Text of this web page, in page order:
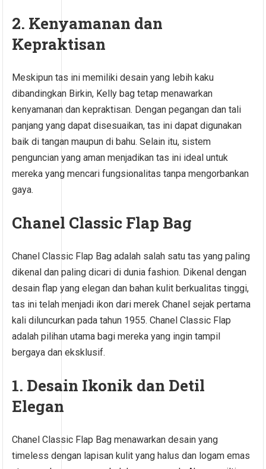
2. Kenyamanan dan
Kepraktisan
Meskipun tas ini memiliki desain yang lebih kaku
dibandingkan Birkin, Kelly bag tetap menawarkan
kenyamanan dan kepraktisan. Dengan pegangan dan tali
panjang yang dapat disesuaikan, tas ini dapat digunakan
baik di tangan maupun di bahu. Selain itu, sistem
penguncian yang aman menjadikan tas ini ideal untuk
mereka yang mencari fungsionalitas tanpa mengorbankan
gaya.
Chanel Classic Flap Bag
Chanel Classic Flap Bag adalah salah satu tas yang paling
dikenal dan paling dicari di dunia fashion. Dikenal dengan
desain flap yang elegan dan bahan kulit berkualitas tinggi,
tas ini telah menjadi ikon dari merek Chanel sejak pertama
kali diluncurkan pada tahun 1955. Chanel Classic Flap
adalah pilihan utama bagi mereka yang ingin tampil
bergaya dan eksklusif.
1. Desain Ikonik dan Detil
Elegan
Chanel Classic Flap Bag menawarkan desain yang
timeless dengan lapisan kulit yang halus dan logam emas